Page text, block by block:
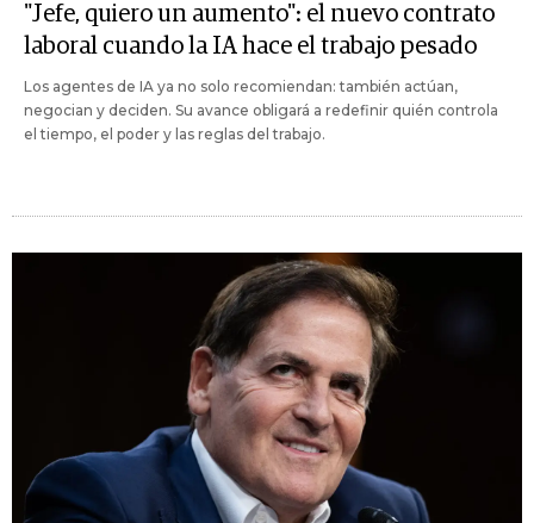
"Jefe, quiero un aumento": el nuevo contrato
laboral cuando la IA hace el trabajo pesado
Los agentes de IA ya no solo recomiendan: también actúan,
negocian y deciden. Su avance obligará a redefinir quién controla
el tiempo, el poder y las reglas del trabajo.